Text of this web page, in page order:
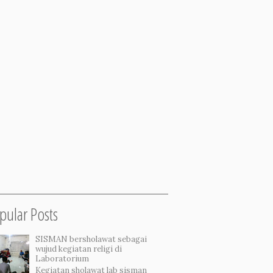
Posts
SISMAN bersholawat sebagai
wujud kegiatan religi di
Laboratorium
Kegiatan sholawat lab sisman